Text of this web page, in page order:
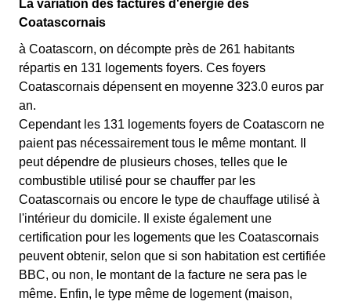
La variation des factures d'énergie des
Coatascornais
à Coatascorn, on décompte près de 261 habitants
répartis en 131 logements foyers. Ces foyers
Coatascornais dépensent en moyenne 323.0 euros par
an.
Cependant les 131 logements foyers de Coatascorn ne
paient pas nécessairement tous le même montant. Il
peut dépendre de plusieurs choses, telles que le
combustible utilisé pour se chauffer par les
Coatascornais ou encore le type de chauffage utilisé à
l'intérieur du domicile. Il existe également une
certification pour les logements que les Coatascornais
peuvent obtenir, selon que si son habitation est certifiée
BBC, ou non, le montant de la facture ne sera pas le
même. Enfin, le type même de logement (maison,